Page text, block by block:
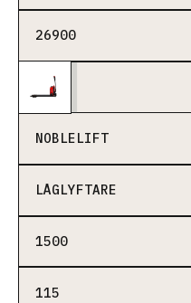
26900
NOBLELIFT
LÅGLYFTARE
1500
115